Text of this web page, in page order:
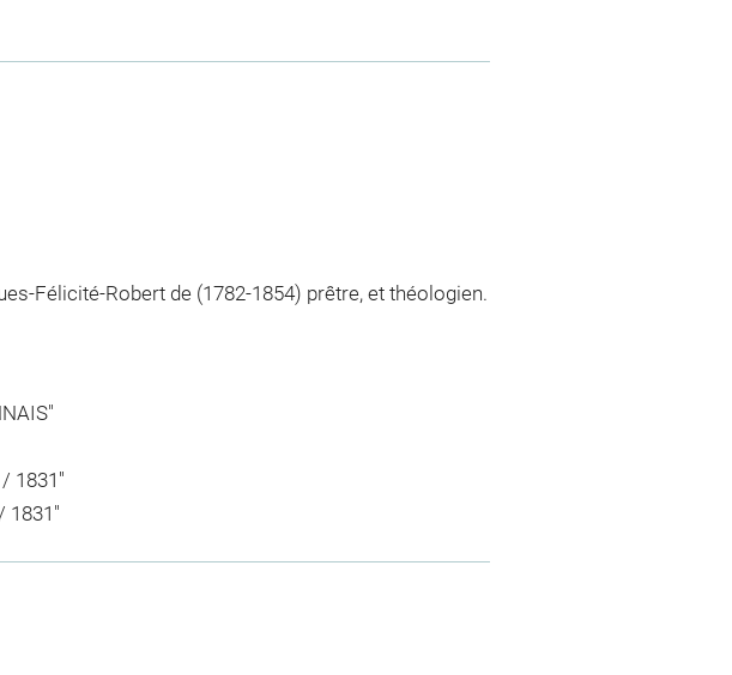
Félicité-Robert de (1782-1854) prêtre, et théologien.
1831"
1831"